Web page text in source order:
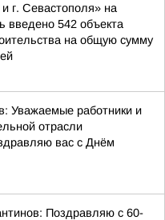
г. Севастополя» на
введено 542 объекта
на общую сумму
Уважаемые работники и
отрасли
вас с Днём
Поздравляю с 60-